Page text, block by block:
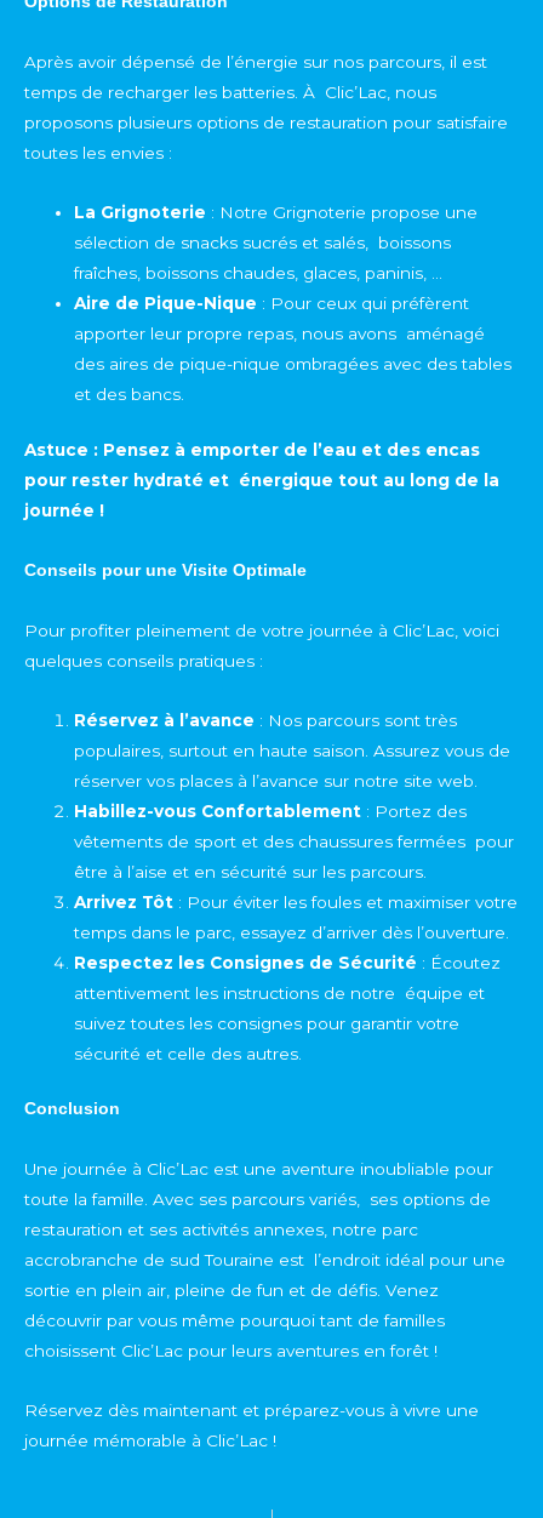
Après avoir dépensé de l’énergie sur nos parcours, il est
temps de recharger les batteries. À Clic’Lac, nous
proposons plusieurs options de restauration pour satisfaire
toutes les envies :
La Grignoterie : Notre Grignoterie propose une
sélection de snacks sucrés et salés, boissons
fraîches, boissons chaudes, glaces, paninis, …
Aire de Pique-Nique : Pour ceux qui préfèrent
apporter leur propre repas, nous avons aménagé
des aires de pique-nique ombragées avec des tables
et des bancs.
Astuce : Pensez à emporter de l’eau et des encas
pour rester hydraté et énergique tout au long de la
journée !
Conseils pour une Visite Optimale
Pour profiter pleinement de votre journée à Clic’Lac, voici
quelques conseils pratiques :
Réservez à l’avance : Nos parcours sont très
populaires, surtout en haute saison. Assurez vous de
réserver vos places à l’avance sur notre site web.
Habillez-vous Confortablement : Portez des
vêtements de sport et des chaussures fermées pour
être à l’aise et en sécurité sur les parcours.
Arrivez Tôt : Pour éviter les foules et maximiser votre
temps dans le parc, essayez d’arriver dès l’ouverture.
Respectez les Consignes de Sécurité : Écoutez
attentivement les instructions de notre équipe et
suivez toutes les consignes pour garantir votre
sécurité et celle des autres.
Conclusion
Une journée à Clic’Lac est une aventure inoubliable pour
toute la famille. Avec ses parcours variés, ses options de
restauration et ses activités annexes, notre parc
accrobranche de sud Touraine est l’endroit idéal pour une
sortie en plein air, pleine de fun et de défis. Venez
découvrir par vous même pourquoi tant de familles
choisissent Clic’Lac pour leurs aventures en forêt !
Réservez dès maintenant et préparez-vous à vivre une
journée mémorable à Clic’Lac !